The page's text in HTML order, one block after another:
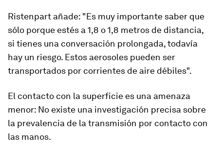
Ristenpart añade: "Es muy importante saber que
sólo porque estés a 1,8 o 1,8 metros de distancia,
si tienes una conversación prolongada, todavía
hay un riesgo. Estos aerosoles pueden ser
transportados por corrientes de aire débiles".
El contacto con la superficie es una amenaza
menor: No existe una investigación precisa sobre
la prevalencia de la transmisión por contacto con
las manos.